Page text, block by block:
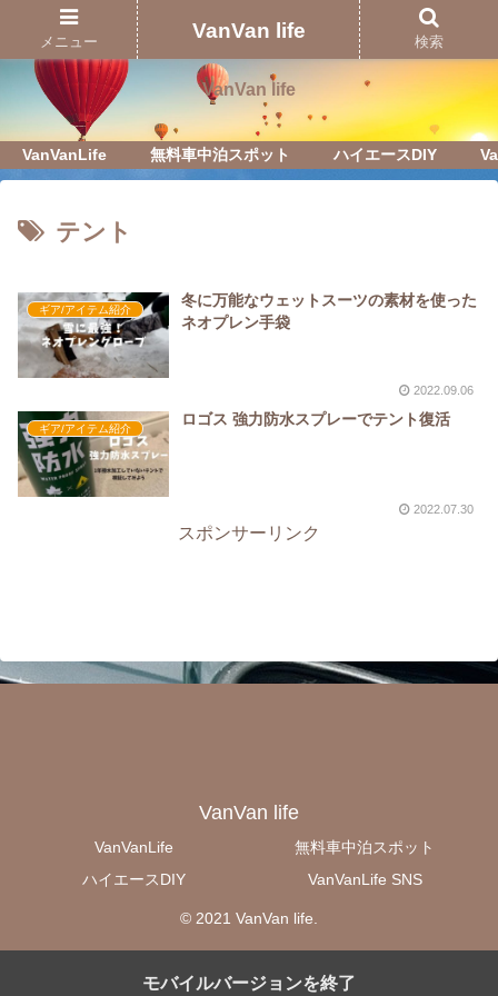
Just another WordPress site
VanVan life
VanVanLife 無料車中泊スポット ハイエースDIY
テント
ギア/アイテム紹介
冬に万能なウェットスーツの素材を使った
ネオプレン手袋
2022.09.06
ギア/アイテム紹介
ロゴス 強力防水スプレーでテント復活
2022.07.30
スポンサーリンク
VanVan life
VanVanLife
無料車中泊スポット
ハイエースDIY
VanVanLife SNS
© 2021 VanVan life.
メニュー VanVan life 検索
モバイルバージョンを終了